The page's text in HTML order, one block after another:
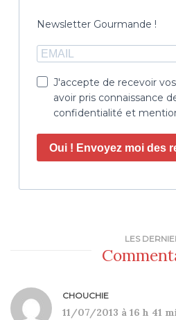
Newsletter Gourmande !
J'accepte de recevoir
avoir pris connaissance
confidentialité et
Oui ! Envoyez moi des
LES
CHOUCHIE
11/07/2013 à 16 h 41